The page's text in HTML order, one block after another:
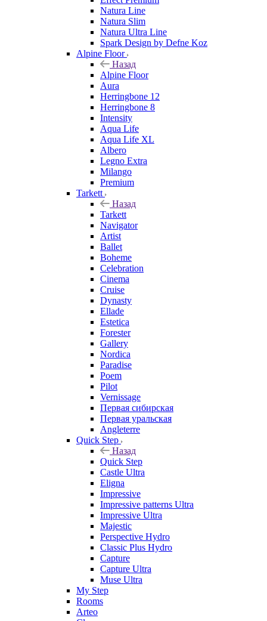
Natura Line
Natura Slim
Natura Ultra Line
Spark Design by Defne Koz
Alpine Floor
Назад
Alpine Floor
Aura
Herringbone 12
Herringbone 8
Intensity
Aqua Life
Aqua Life XL
Albero
Legno Extra
Milango
Premium
Tarkett
Назад
Tarkett
Navigator
Artist
Ballet
Boheme
Celebration
Cinema
Cruise
Dynasty
Ellade
Estetica
Forester
Gallery
Nordica
Paradise
Poem
Pilot
Vernissage
Первая сибирская
Первая уральская
Angleterre
Quick Step
Назад
Quick Step
Castle Ultra
Eligna
Impressive
Impressive patterns Ultra
Impressive Ultra
Majestic
Perspective Hydro
Classic Plus Hydro
Capture
Capture Ultra
Muse Ultra
My Step
Rooms
Arteo